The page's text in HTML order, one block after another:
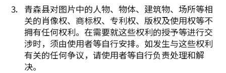
青森县对图片中的人物、物体、建筑物、场所等相
关的肖像权、商标权、专利权、版权及使用权等不
拥有任何权利。在需要就这些权利的授予等进行交
涉时，须由使用者等自行安排。如发生与这些权利
有关的任何争议，请使用者等自行负责处理和解
决。